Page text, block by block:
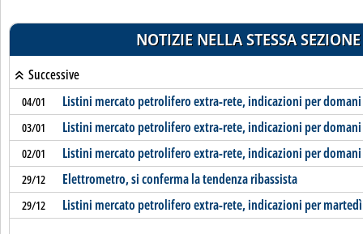
NOTIZIE NELLA STESSA SEZIONE
Successive
04/01 Listini mercato petrolifero extra-rete, indicazioni per domani
03/01 Listini mercato petrolifero extra-rete, indicazioni per domani
02/01 Listini mercato petrolifero extra-rete, indicazioni per domani
29/12 Elettrometro, si conferma la tendenza ribassista
29/12 Listini mercato petrolifero extra-rete, indicazioni per martedì